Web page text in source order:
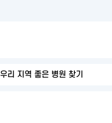
우리 지역 좋은 병원 찾기